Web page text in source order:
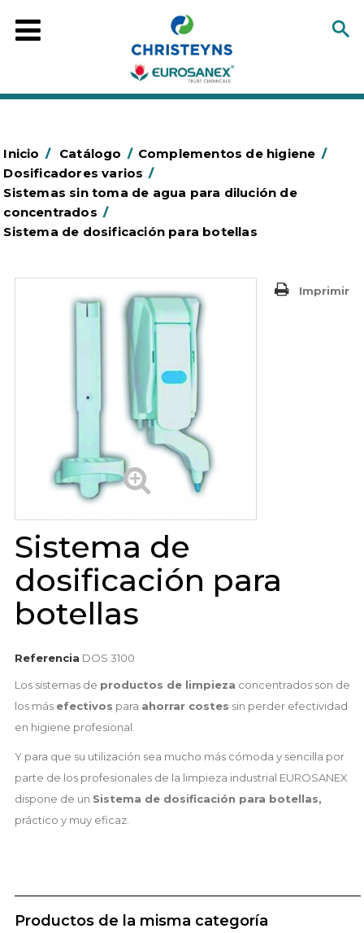
Inicio / Catálogo / Complementos de higiene /
Dosificadores varios /
Sistemas sin toma de agua para dilución de
concentrados /
Sistema de dosificación para botellas
Imprimir
Sistema de
dosificación para
botellas
Referencia DOS 3100
Los sistemas de productos de limpieza concentrados son de
los más efectivos para ahorrar costes sin perder efectividad
en higiene profesional.
Y para que su utilización sea mucho más cómoda y sencilla por
parte de los profesionales de la limpieza industrial EUROSANEX
dispone de un Sistema de dosificación para botellas,
práctico y muy eficaz.
Productos de la misma categoría